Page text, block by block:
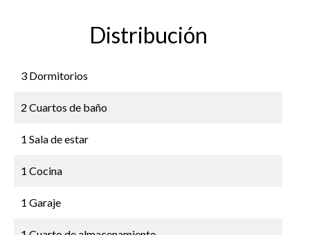
Distribución
3 Dormitorios
2 Cuartos de baño
1 Sala de estar
1 Cocina
1 Garaje